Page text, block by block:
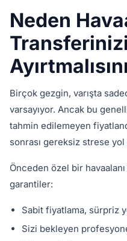
Neden
Birçok gezgin, varışta
varsayıyor. Ancak bu
tahmin edilemeyen
sonrası gereksiz strese yol
Önceden özel bir
garantiler:
Sabit fiyatlama, sürpriz
Sizi bekleyen